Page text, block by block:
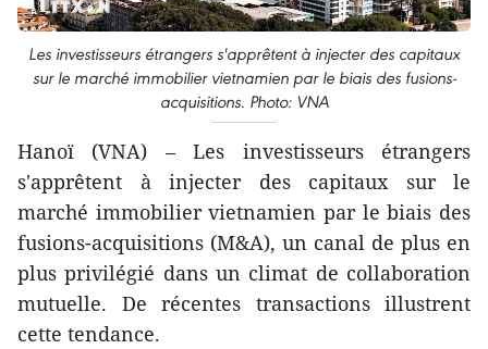
Les investisseurs étrangers s'apprêtent à injecter des capitaux
sur le marché immobilier vietnamien par le biais des fusions-
acquisitions. Photo: VNA
Hanoï (VNA) – Les investisseurs étrangers
s'apprêtent à injecter des capitaux sur le
marché immobilier vietnamien par le biais des
fusions-acquisitions (M&A), un canal de plus en
plus privilégié dans un climat de collaboration
mutuelle. De récentes transactions illustrent
cette tendance.